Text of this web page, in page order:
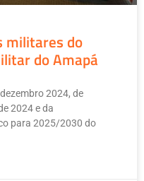
militares do
do Amapá
2024, de
2024 e da
para 2025/2030 do